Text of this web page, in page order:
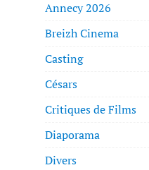
Annecy 2026
Breizh Cinema
Casting
Césars
Critiques de Films
Diaporama
Divers